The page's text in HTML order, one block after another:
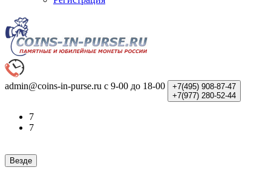
admin@coins-in-purse.ru с 9-00 до 18-00 +7(495) 908-87-47
+7(977) 280-52-44
7
7
Везде